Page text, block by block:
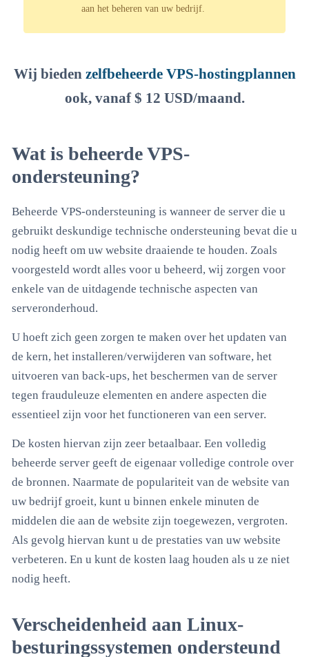
aan het beheren van uw bedrijf.
Wij bieden zelfbeheerde VPS-hostingplannen
ook, vanaf $ 12 USD/maand.
Wat is beheerde VPS-
ondersteuning?
Beheerde VPS-ondersteuning is wanneer de server die u
gebruikt deskundige technische ondersteuning bevat die u
nodig heeft om uw website draaiende te houden. Zoals
voorgesteld wordt alles voor u beheerd, wij zorgen voor
enkele van de uitdagende technische aspecten van
serveronderhoud.
U hoeft zich geen zorgen te maken over het updaten van
de kern, het installeren/verwijderen van software, het
uitvoeren van back-ups, het beschermen van de server
tegen frauduleuze elementen en andere aspecten die
essentieel zijn voor het functioneren van een server.
De kosten hiervan zijn zeer betaalbaar. Een volledig
beheerde server geeft de eigenaar volledige controle over
de bronnen. Naarmate de populariteit van de website van
uw bedrijf groeit, kunt u binnen enkele minuten de
middelen die aan de website zijn toegewezen, vergroten.
Als gevolg hiervan kunt u de prestaties van uw website
verbeteren. En u kunt de kosten laag houden als u ze niet
nodig heeft.
Verscheidenheid aan Linux-
besturingssystemen ondersteund